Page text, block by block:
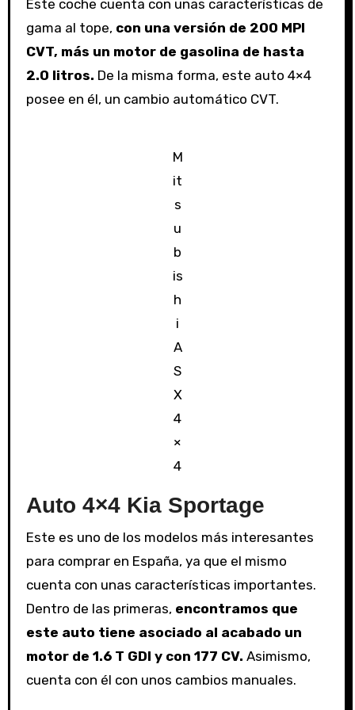
Este coche cuenta con unas características de
gama al tope, con una versión de 200 MPI
CVT, más un motor de gasolina de hasta
2.0 litros. De la misma forma, este auto 4×4
posee en él, un cambio automático CVT.
M
it
s
u
b
is
h
i
A
S
X
4
×
4
Auto 4×4 Kia Sportage
Este es uno de los modelos más interesantes
para comprar en España, ya que el mismo
cuenta con unas características importantes.
Dentro de las primeras, encontramos que
este auto tiene asociado al acabado un
motor de 1.6 T GDI y con 177 CV. Asimismo,
cuenta con él con unos cambios manuales.